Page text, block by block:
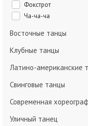
Фокстрот
Ча-ча-ча
Восточные танцы
Клубные танцы
Латино-американские
Свинговые танцы
Современная
Уличный танец